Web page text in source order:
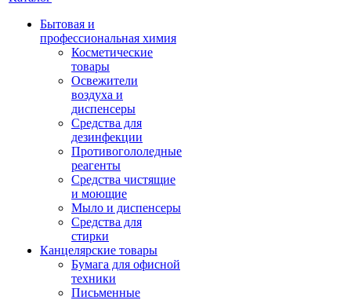
Бытовая и
профессиональная химия
Косметические
товары
Освежители
воздуха и
диспенсеры
Средства для
дезинфекции
Противогололедные
реагенты
Средства чистящие
и моющие
Мыло и диспенсеры
Средства для
стирки
Канцелярские товары
Бумага для офисной
техники
Письменные